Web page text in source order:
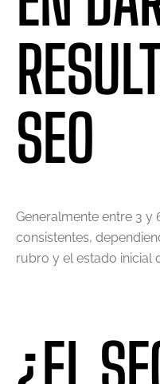
SEO
Generalmente entre 3 y
consistentes,
rubro y el estado inicial
¿EL